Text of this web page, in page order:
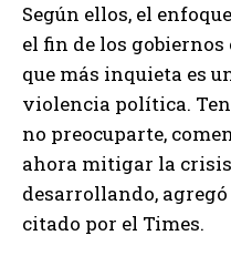
Según ellos, el
el fin de los
que más inquieta es
violencia política.
no preocuparte,
ahora mitigar la crisis
desarrollando,
citado por el Times.